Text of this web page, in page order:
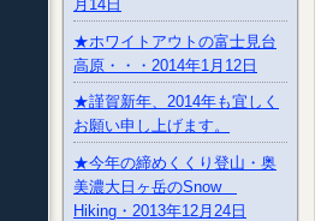
月14日
★ホワイトアウトの富士見台
高原・・・2014年1月12日
★謹賀新年、2014年も宜しく
お願い申し上げます。
★今年の締めくくり登山・奥
美濃大日ヶ岳のSnow
Hiking・2013年12月24日